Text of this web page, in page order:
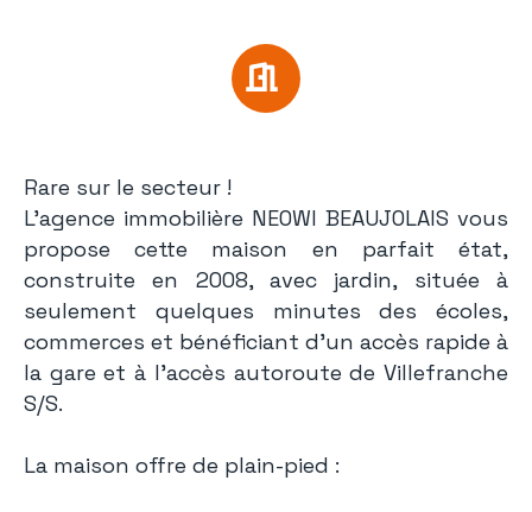
Rare sur le secteur !
L'agence immobilière NEOWI BEAUJOLAIS vous
propose cette maison en parfait état,
construite en 2008, avec jardin, située à
seulement quelques minutes des écoles,
commerces et bénéficiant d'un accès rapide à
la gare et à l’accès autoroute de Villefranche
S/S.
La maison offre de plain-pied :